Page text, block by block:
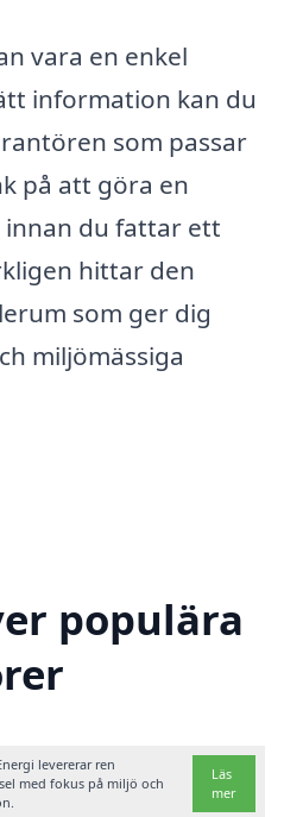
vara en enkel
information kan du
som passar
på att göra en
du fattar ett
hittar den
som ger dig
miljömässiga
populära
levererar ren
med fokus på miljö och
Läs
mer